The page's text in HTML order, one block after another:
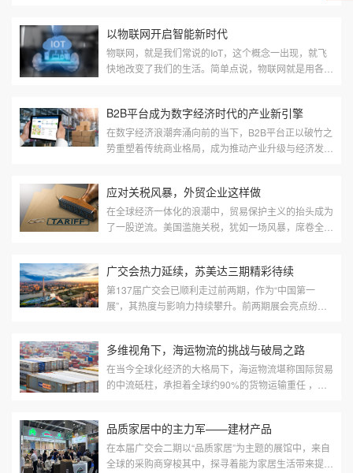
加征对华关税的政策，为中国设备出口蒙上一层不确定
以物联网开启智能新时代
物联网，就是我们常说的IoT，这个概念一出现，就飞
快地改变了我们的生活。简单点说，物联网就是用各种
B2B平台成为数字经济时代的产业新引擎
在数字经济浪潮奔涌向前的当下，B2B平台正以破竹之
势重塑着传统商业格局，成为推动产业升级与经济发展
应对关税风暴，外贸企业这样做
在全球经济一体化的浪潮中，贸易保护主义的抬头成为
了一股逆流。美国滥施关税，犹如一场风暴，席卷全球
广交会热力延续，苏美达三期精彩待续
第137届广交会已顺利走过前两期，作为“中国第一
展”，其热度与影响力持续攀升。前两期展会亮点纷
多维视角下，海运物流的挑战与破局之路
在当今全球化经济的大格局下，海运物流堪称国际贸易
的中流砥柱，承担着全球约90%的货物运输重任 ，其
品质家居中的主力军——建材产品
在本届广交会二期以“品质家居”为主题的展馆中，来自
全球的采购商穿梭其中，探寻着能为家居生活带来提升